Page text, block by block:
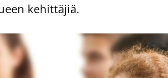
ke­hit­tä­jiä.